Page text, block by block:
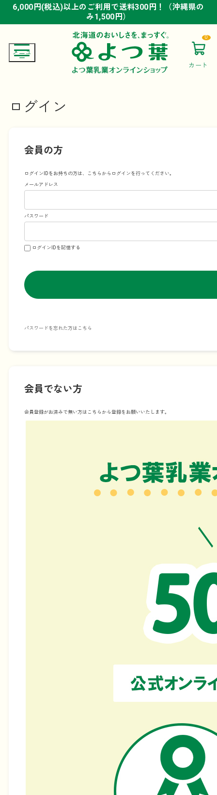
6,000円(税込)以上のご利用で送料300円！（沖縄県の
み1,500円）
6,000円(税込)以上のご利用で送料300円！（沖縄県の
み1,500円）
6,000円(税込)以上のご利用で送料300円！（沖縄県の
み1,500円）
カート
0
ログイン
会員の方
ログインIDをお持ちの方は、こちらからログインを行ってください。
メールアドレス
パスワード
ログインIDを記憶する
パスワードを忘れた方はこちら
会員でない方
会員登録がお済みで無い方はこちらから登録をお願いいたします。